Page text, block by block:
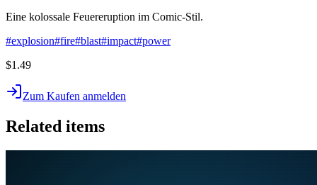
Eine kolossale Feuereruption im Comic-Stil.
#explosion#fire#blast#impact#power
$1.49
Zum Kaufen anmelden
Related items